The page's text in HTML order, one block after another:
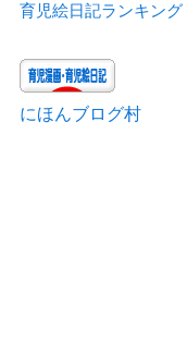
育児絵日記ランキング
にほんブログ村